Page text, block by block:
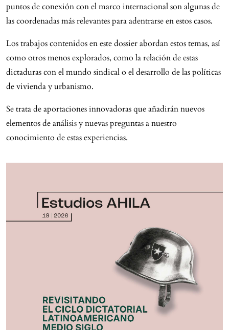
puntos de conexión con el marco internacional son algunas de
las coordenadas más relevantes para adentrarse en estos casos.
Los trabajos contenidos en este dossier abordan estos temas, así
como otros menos explorados, como la relación de estas
dictaduras con el mundo sindical o el desarrollo de las políticas
de vivienda y urbanismo.
Se trata de aportaciones innovadoras que añadirán nuevos
elementos de análisis y nuevas preguntas a nuestro
conocimiento de estas experiencias.